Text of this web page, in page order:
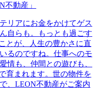
不動産」
リアにお金をかけてゲス
自らも。もっとも過ごす
とが、人生の豊かさに直
るのですね。仕事へのモ
情も、仲間との遊びも、
育まれます。世の物件を
、LEON不動産がご案内